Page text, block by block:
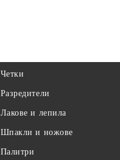
Четки
Разредители
Лакове и лепила
Шпакли и ножове
Палитри